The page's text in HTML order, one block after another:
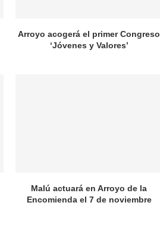
Arroyo acogerá el primer Congreso
‘Jóvenes y Valores’
Malú actuará en Arroyo de la
Encomienda el 7 de noviembre